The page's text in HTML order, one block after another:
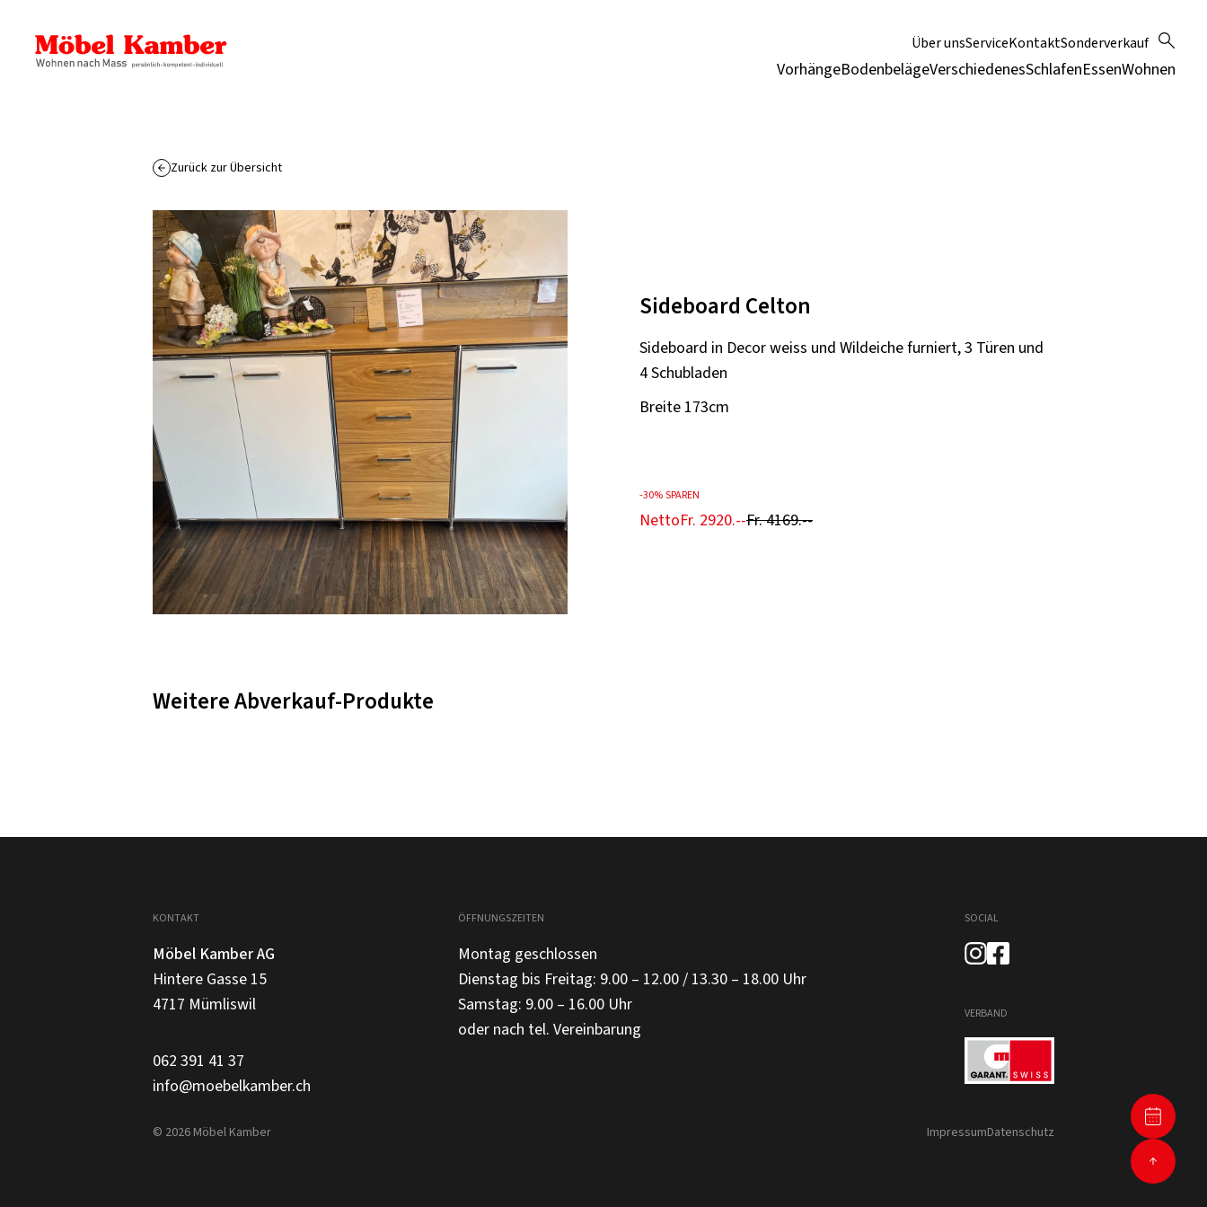
Über unsServiceKontaktSonderverkauf
VorhängeBodenbelägeVerschiedenesSchlafenEssenWohnen
Zurück zur Übersicht
Sideboard Celton
Sideboard in Decor weiss und Wildeiche furniert, 3 Türen und
4 Schubladen
Breite 173cm
-30%SPAREN
NettoFr. 2920.--Fr. 4169.--
Weitere Abverkauf-Produkte
KONTAKT
Möbel Kamber AG
Hintere Gasse 15
4717 Mümliswil
062 391 41 37
info@moebelkamber.ch
ÖFFNUNGSZEITEN
Montag geschlossen
Dienstag bis Freitag: 9.00 – 12.00 / 13.30 – 18.00 Uhr
Samstag: 9.00 – 16.00 Uhr
oder nach tel. Vereinbarung
SOCIAL
VERBAND
© 2026 Möbel Kamber ImpressumDatenschutz